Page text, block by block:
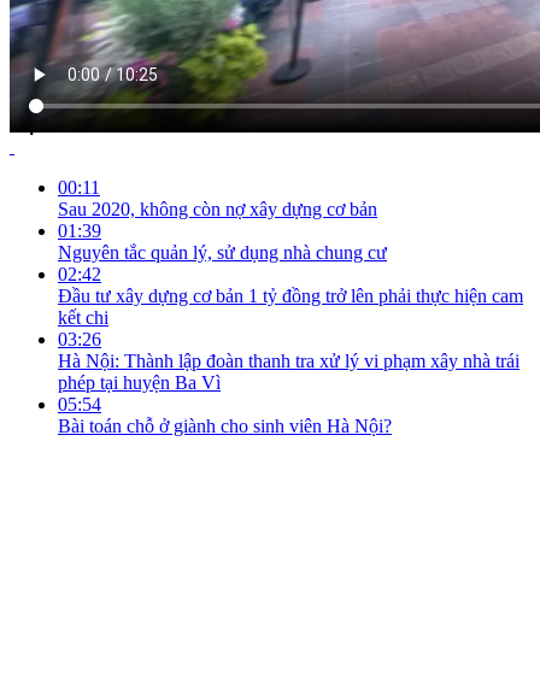
NỘI DUNG CHI TIẾT
00:11
Sau 2020, không còn nợ xây dựng cơ bản
01:39
Nguyên tắc quản lý, sử dụng nhà chung cư
02:42
Đầu tư xây dựng cơ bản 1 tỷ đồng trở lên phải thực hiện cam
kết chi
03:26
Hà Nội: Thành lập đoàn thanh tra xử lý vi phạm xây nhà trái
phép tại huyện Ba Vì
05:54
Bài toán chỗ ở giành cho sinh viên Hà Nội?